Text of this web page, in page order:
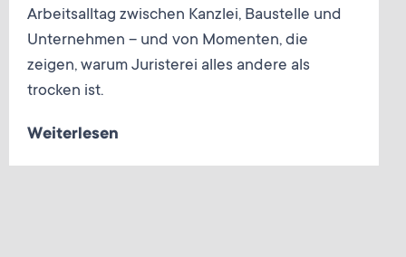
Arbeitsalltag zwischen Kanzlei, Baustelle und
Unternehmen – und von Momenten, die
zeigen, warum Juristerei alles andere als
trocken ist.
Weiterlesen